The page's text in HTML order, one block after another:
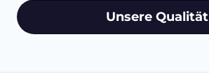
Unsere Qualität